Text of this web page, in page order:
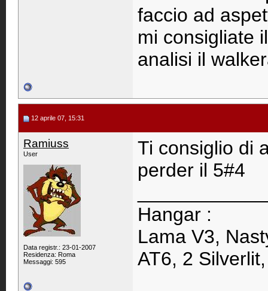
faccio ad
mi consigliate
analisi il
12 aprile 07, 15:31
Ramiuss
User
Data registr.: 23-01-2007
Residenza: Roma
Messaggi: 595
Ti consiglio di
perder il 5#4
Hangar :
Lama V3,
AT6, 2